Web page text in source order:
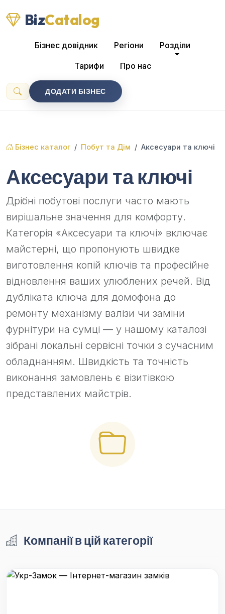
BizCatalog
Бізнес довідник Регіони Розділи
Тарифи Про нас
ДОДАТИ БІЗНЕС
Бізнес каталог Побут та Дім Аксесуари та ключі
Аксесуари та ключі
Дрібні побутові послуги часто мають
вирішальне значення для комфорту.
Категорія «Аксесуари та ключі» включає
майстерні, що пропонують швидке
виготовлення копій ключів та професійне
відновлення ваших улюблених речей. Від
дубліката ключа для домофона до
ремонту механізму валізи чи заміни
фурнітури на сумці — у нашому каталозі
зібрані локальні сервісні точки з сучасним
обладнанням. Швидкість та точність
виконання замовлень є візитівкою
представлених майстрів.
Компанії в цій категорії